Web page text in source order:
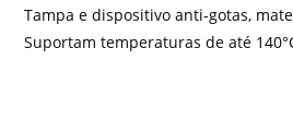
Tampa e dispositivo anti-gotas,
Suportam temperaturas de até